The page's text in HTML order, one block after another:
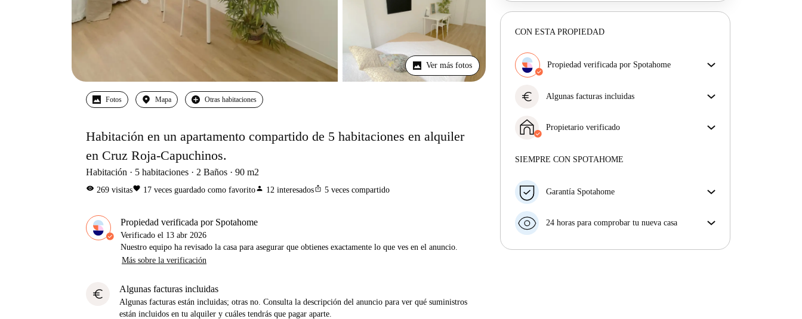
Ver más fotos
Fotos Mapa Otras habitaciones
Habitación en un apartamento compartido de 5 habitaciones en alquiler
en Cruz Roja-Capuchinos.
Habitación 5 habitaciones 2 Baños 90 m2
visibility 269 visitasfavorite 17 veces guardado como favoritoperson 12 interesadosios_share 5 veces compartido
Propiedad verificada por Spotahome
Verificado el 13 abr 2026
Nuestro equipo ha revisado la casa para asegurar que obtienes exactamente lo que ves en el anuncio.
Más sobre la verificación
euro Algunas facturas incluidas
Algunas facturas están incluidas; otras no. Consulta la descripción del anuncio para ver qué suministros
están incluidos en tu alquiler y cuáles tendrás que pagar aparte.
CON ESTA PROPIEDAD
Propiedad verificada por Spotahome
obtienes exactamente lo que ves en el anuncio.
euro Algunas facturas incluidas
la descripción del anuncio para ver qué suministros
están incluidos en tu alquiler y cuáles tendrás que
Propietario verificado
Más sobre este arrendador
SIEMPRE CON SPOTAHOME
Garantía Spotahome
horas previas a la fecha de entrada, Spotahome A) te
el hotel hasta que encuentres nueva casa o B) te hará
24 horas para comprobar tu nueva casa